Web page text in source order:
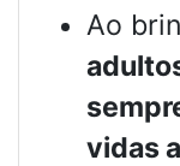
Ao
vidas